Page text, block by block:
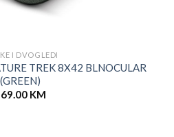
I DVOGLEDI
TREK 8X42 BLNOCULAR
(GREEN)
KM